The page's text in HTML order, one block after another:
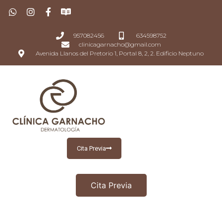
957082456
634598752
clinicagarnacho@gmail.com
Avenida Llanos del Pretorio 1, Portal 8, 2, 2. Edificio Neptuno
Cita Previa
Cita Previa